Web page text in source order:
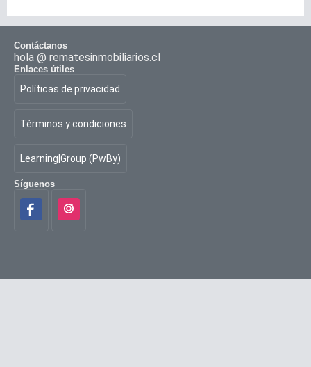
Contáctanos
hola @ rematesinmobiliarios.cl
Enlaces útiles
Políticas de privacidad
Términos y condiciones
Learning|Group (PwBy)
Síguenos